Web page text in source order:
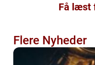
Få læst
Flere Nyheder